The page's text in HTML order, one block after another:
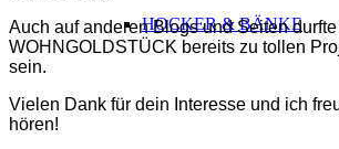
HOCKER & BÄNKE
Auch auf anderen Blogs und Seiten
WOHNGOLDSTÜCK bereits zu tollen
sein.
Vielen Dank für dein Interesse und ich
hören!